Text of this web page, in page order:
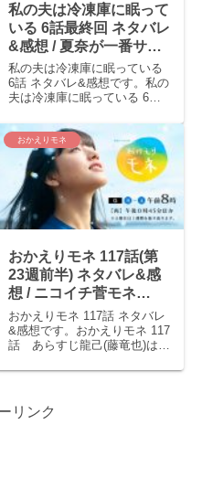
私の夫は冷凍庫に眠って
いる 6話最終回 ネタバレ
&感想 / 夏奈が一番サイ
コで誰も太刀打ちできな
かったΣ(￣ロ￣lll)
私の夫は冷凍庫に眠っている
6話 ネタバレ&感想です。私の
夫は冷凍庫に眠っている 6話
（浅田美代子）に「(死体を)隠
したな」と詰め寄るが木芽は
何も言わない。唐沢は夏奈
（本仮屋ユイカ）が家にいな
い間に証拠を見つけ...
おかえりモネ
おかえりモネ 117話(第
23週前半) ネタバレ&感
想 / ニコイチ菅モネ
(≧∇≦)からの、最終週で
コロナ！？
おかえりモネ 117話 ネタバレ
&感想です。おかえりモネ 117
話 あらすじ龍己(藤竜也)は
だな」と言い、自分も離席し
己を追いかけ話をする。龍己
は菅波(坂口健太郎)を認めてい
リンク